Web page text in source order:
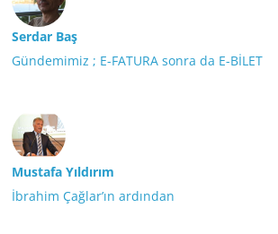
Serdar Baş
Gündemimiz ; E-FATURA sonra da E-BİLET
Mustafa Yıldırım
İbrahim Çağlar’ın ardından